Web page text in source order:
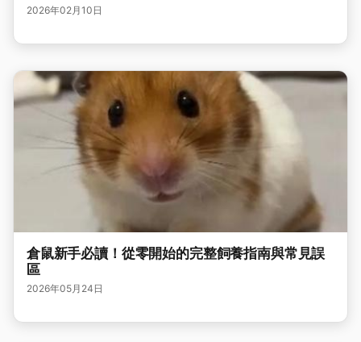
2026年02月10日
倉鼠新手必讀！從零開始的完整飼養指南與常見誤
區
2026年05月24日